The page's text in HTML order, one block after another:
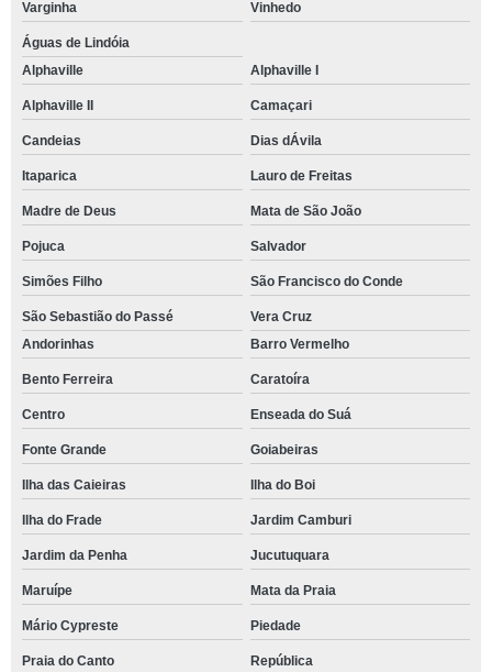
Varginha Vinhedo
Águas de Lindóia
Alphaville
Alphaville I
Alphaville II Camaçari
Candeias Dias dÁvila
Itaparica Lauro de Freitas
Madre de Deus Mata de São João
Pojuca Salvador
Simões Filho São Francisco do Conde
São Sebastião do Passé
Vera Cruz
Andorinhas
Barro Vermelho
Bento Ferreira Caratoíra
Centro Enseada do Suá
Fonte Grande Goiabeiras
Ilha das Caieiras Ilha do Boi
Ilha do Frade Jardim Camburi
Jardim da Penha Jucutuquara
Maruípe Mata da Praia
Mário Cypreste Piedade
Praia do Canto República